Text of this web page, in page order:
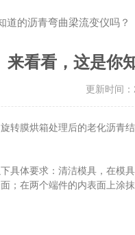
道的沥青弯曲梁流变仪吗？
来看看，这是你
更新时间
转膜烘箱处理后的老化沥青
具体要求：清洁模具，在模
；在两个端件的内表面上涂